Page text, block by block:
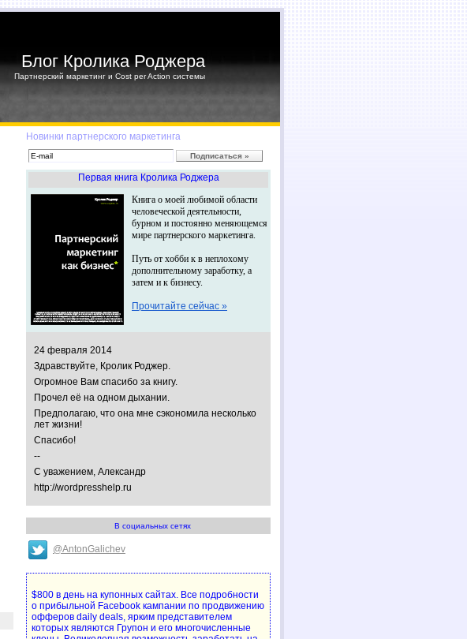
Блог Кролика Роджера
Партнерский маркетинг и Cost per Action системы
Новинки партнерского маркетинга
Первая книга Кролика Роджера
Книга о моей любимой области
человеческой деятельности,
бурном и постоянно меняющемся
мире партнерского маркетинга.
Путь от хобби к в неплохому
дополнительному заработку, а
затем и к бизнесу.
Прочитайте сейчас »
24 февраля 2014
Здравствуйте, Кролик Роджер.
Огромное Вам спасибо за книгу.
Прочел её на одном дыхании.
Предполагаю, что она мне сэкономила несколько
лет жизни!
Спасибо!
--
С уважением, Александр
http://wordpresshelp.ru
В социальных сетях
@AntonGalichev
$800 в день на купонных сайтах. Все подробности
о прибыльной Facebook кампании по продвижению
офферов daily deals, ярким представителем
которых являются Групон и его многочисленные